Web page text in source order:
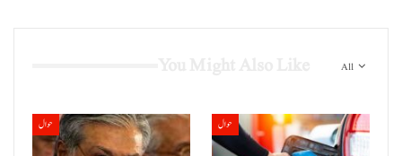
All
حوال حوال